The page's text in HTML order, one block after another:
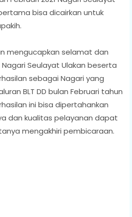
bisa dicairkan untuk
mengucapkan selamat dan
Seulayat Ulakan beserta
sebagai Nagari yang
BLT DD bulan Februari tahun
ini bisa dipertahankan
dan kualitas pelayanan dapat
mengakhiri pembicaraan.